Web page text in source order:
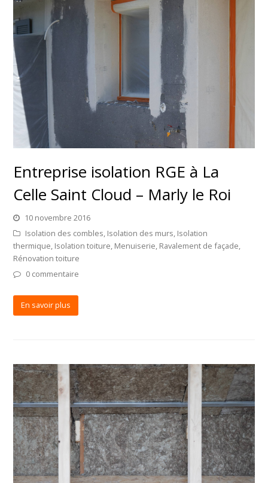
Entreprise isolation RGE à La
Celle Saint Cloud – Marly le Roi
10 novembre 2016
Isolation des combles Isolation des murs Isolation
thermique Isolation toiture Menuiserie Ravalement de façade
Rénovation toiture
0 commentaire
En savoir plus